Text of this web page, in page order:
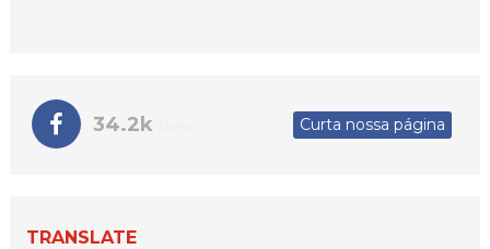
34.2k Curta nossa página
TRANSLATE